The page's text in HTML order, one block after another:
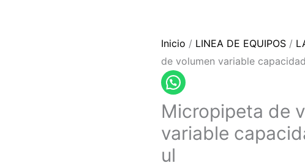
Inicio / LINEA DE EQUIPOS /
de volumen variable
Micropipeta de
variable
ul